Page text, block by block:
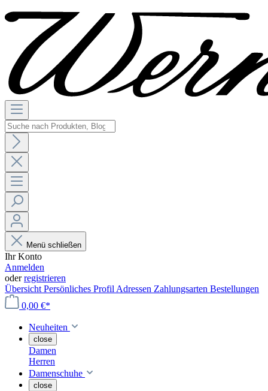
Menü schließen
Ihr Konto
Anmelden
oderregistrieren
Übersicht Persönliches Profil Adressen Zahlungsarten Bestellungen
0,00 €*
Neuheiten
close
Damen
Herren
Damenschuhe
close